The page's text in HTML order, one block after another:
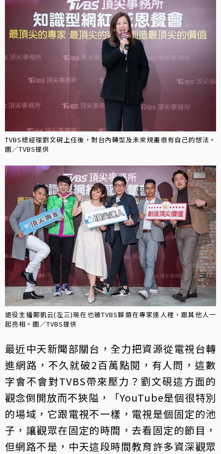
TVBS總經理劉文硯上任後，對台內轉型及未來規畫很有自己的想法。
圖／TVBS提供
退役主播鄭凱云(左三)現在也被TVBS歸類在專家達人裡，跟其他人一
起亮相。圖／TVBS提供
最近中天新聞部關台，全力把資源從電視台轉
進網路，不久就破2百萬點閱，有人問，這數
字會不會對TVBS帶來壓力？劉文硯這方面的
觀念倒開放而不狹隘，「YouTube是個很特別
的場域，它跟電視不一樣，電視是個固定的池
子，讓觀眾在固定的時間，去看固定的節目，
但網路不是，中天這段時間教育許多資深觀眾